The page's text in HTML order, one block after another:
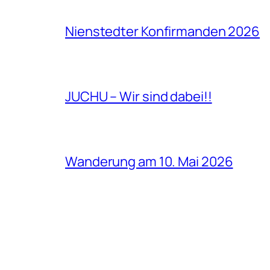
Nienstedter Konfirmanden 2026
JUCHU – Wir sind dabei!!
Wanderung am 10. Mai 2026